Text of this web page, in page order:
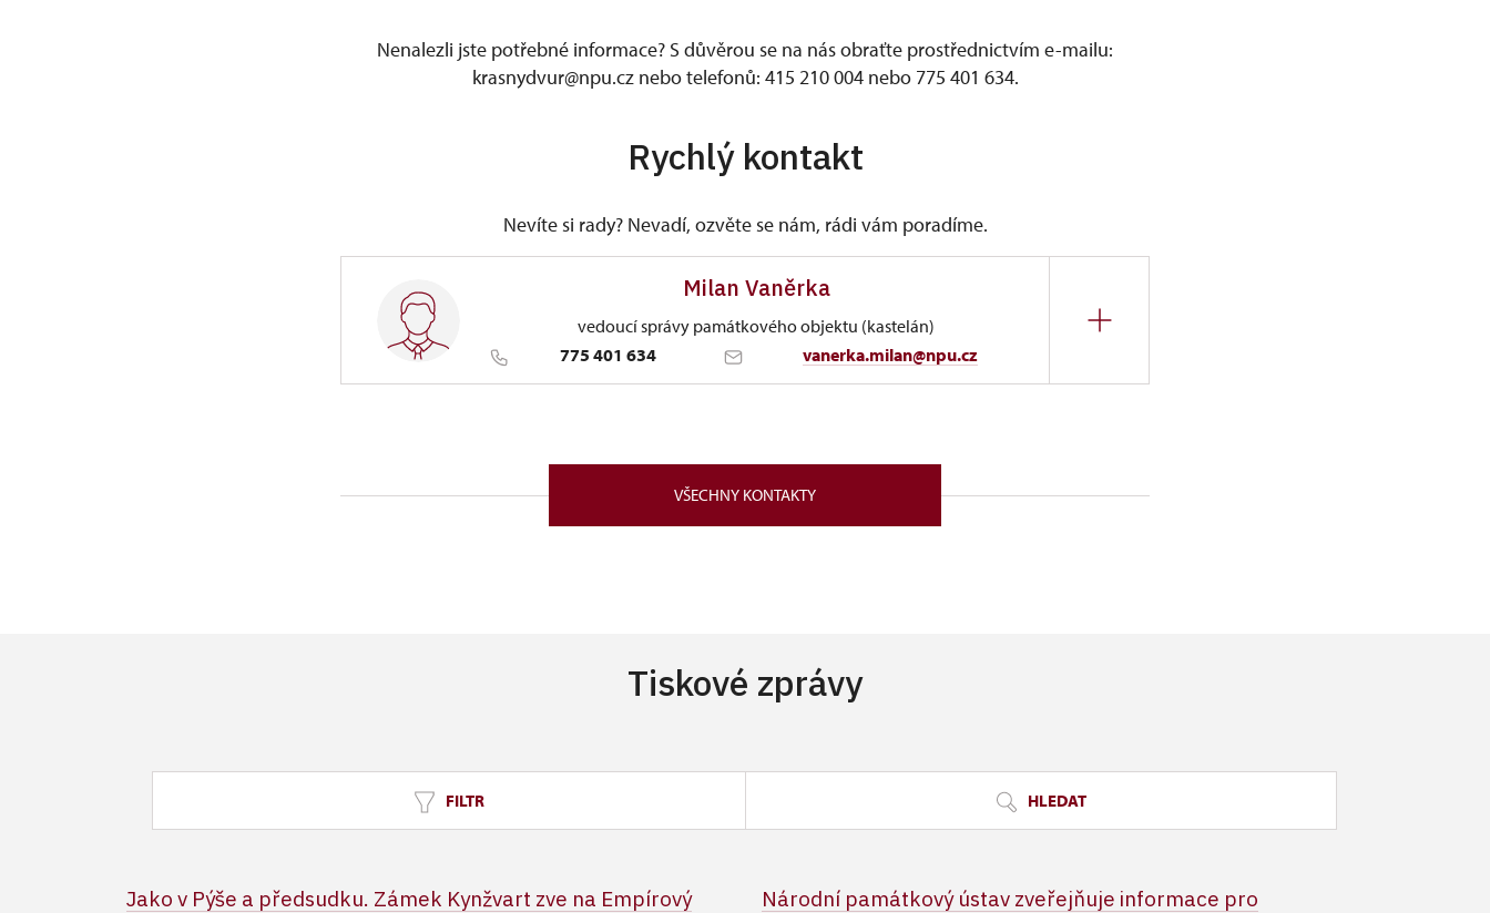
Nenalezli jste potřebné informace? S důvěrou se na nás obraťte prostřednictvím e-mailu:
krasnydvur@npu.cz nebo telefonů: 415 210 004 nebo 775 401 634.
Rychlý kontakt
Nevíte si rady? Nevadí, ozvěte se nám, rádi vám poradíme.
Milan Vaněrka
vedoucí správy památkového objektu (kastelán)
775 401 634
vanerka.milan@npu.cz
VŠECHNY KONTAKTY
Tiskové zprávy
FILTR HLEDAT
Jako v Pýše a předsudku. Zámek Kynžvart zve na Empírový
Národní památkový ústav zveřejňuje informace pro